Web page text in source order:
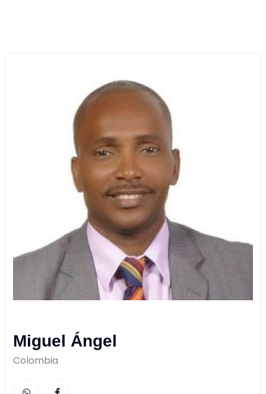
Miguel Ángel
Colombia